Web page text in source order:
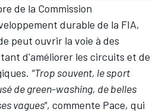
de la Commission
durable de la FIA,
peut ouvrir la voie à des
d'améliorer les circuits et de
"Trop souvent, le sport
de green-washing, de belles
vagues", commente Pace, qui